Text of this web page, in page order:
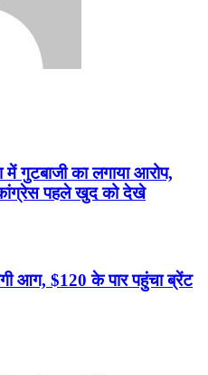
गुटबाजी का लगाया आरोप,
पहले खुद को देखे
आग, $120 के पार पहुंचा ब्रेंट